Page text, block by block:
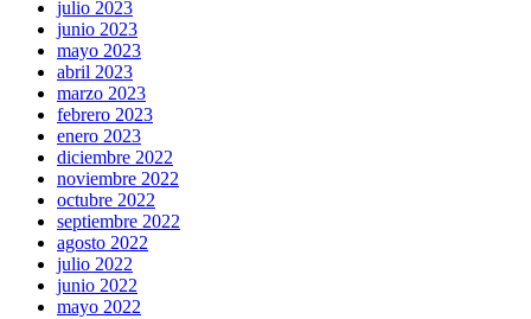
julio 2023
junio 2023
mayo 2023
abril 2023
marzo 2023
febrero 2023
enero 2023
diciembre 2022
noviembre 2022
octubre 2022
septiembre 2022
agosto 2022
julio 2022
junio 2022
mayo 2022